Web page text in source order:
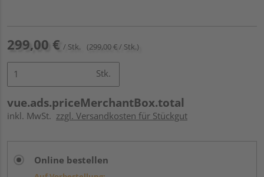
299,00 € / Stk. (299,00 € / Stk.)
Stk.
vue.ads.priceMerchantBox.total
inkl. MwSt. zzgl. Versandkosten für Stückgut
Online bestellen